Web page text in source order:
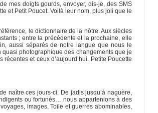
mes doigts gourds, envoyer, dis-je, des SMS
et Petit Poucet. Voilà leur nom, plus joli que le
le dictionnaire de la nôtre. Aux siècles
; entre la précédente et la prochaine, elle
aussi séparés de notre langue que nous le
photographique des changements que je
et ceux d’aujourd’hui. Petite Poucette
naître ces jours-ci. De jadis jusqu’à naguère,
ou fortunés… nous appartenions à des
images, Toile et guerres abominables,